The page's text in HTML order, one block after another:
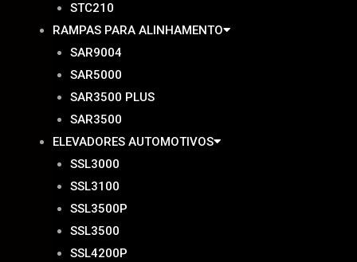
STC210
RAMPAS PARA ALINHAMENTO
SAR9004
SAR5000
SAR3500 PLUS
SAR3500
ELEVADORES AUTOMOTIVOS
SSL3000
SSL3100
SSL3500P
SSL3500
SSL4200P